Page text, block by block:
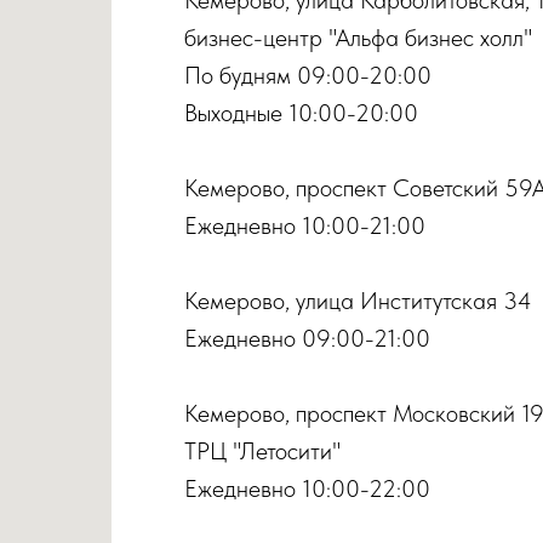
бизнес-центр "Альфа бизнес холл"
По будням 09:00-20:00
Выходные 10:00-20:00
Кемерово, проспект Советский
Ежедневно 10:00-21:00
Кемерово, улица Институтская 34
Ежедневно 09:00-21:00
Кемерово, проспект Московский 19
ТРЦ "Летосити"
Ежедневно 10:00-22:00